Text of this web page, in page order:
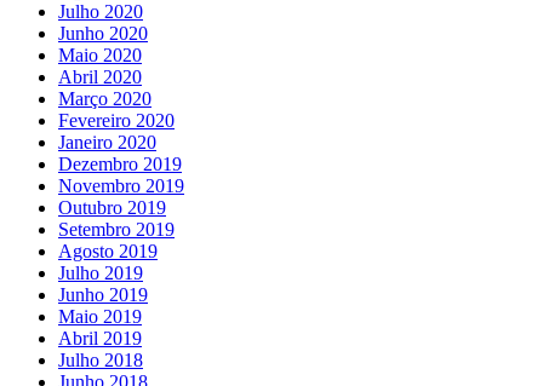
Julho 2020
Junho 2020
Maio 2020
Abril 2020
Março 2020
Fevereiro 2020
Janeiro 2020
Dezembro 2019
Novembro 2019
Outubro 2019
Setembro 2019
Agosto 2019
Julho 2019
Junho 2019
Maio 2019
Abril 2019
Julho 2018